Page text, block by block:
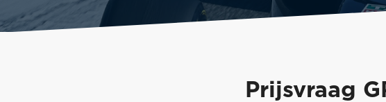
Prijsvraag